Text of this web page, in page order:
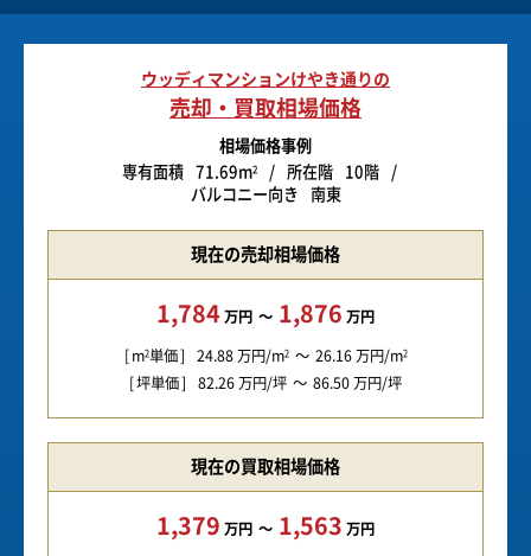
ウッディマンションけやき通りの
売却・買取相場価格
相場価格事例
専有面積
71.69m2 所在階
10階
バルコニー向き
南東
現在の売却相場価格
1,784 万円 1,876 万円
m2単価 24.88 万円/m2 26.16 万円/m2
坪単価 82.26 万円/坪 86.50 万円/坪
現在の買取相場価格
1,379 万円 1,563 万円